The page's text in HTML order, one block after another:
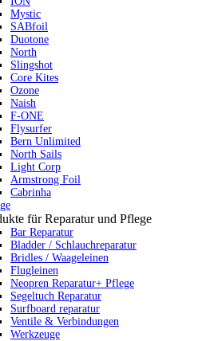
Mystic
SABfoil
Duotone
North
Slingshot
Core Kites
Ozone
Naish
F-ONE
Flysurfer
Bern Unlimited
North Sails
Light Corp
Armstrong Foil
Cabrinha
für Reparatur und Pflege
Bar Reparatur
Bladder / Schlauchreparatur
Bridles / Waageleinen
Flugleinen
Neopren Reparatur+ Pflege
Segeltuch Reparatur
Surfboard reparatur
Ventile & Verbindungen
Werkzeuge